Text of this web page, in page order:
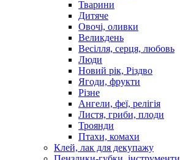
Тварини
Дитяче
Овочі, оливки
Великдень
Весілля, серця, любовь
Люди
Новий рік, Різдво
Ягоди, фрукти
Різне
Ангели, феї, релігія
Листя, гриби, плоди
Троянди
Птахи, комахи
Клей, лак для декупажу